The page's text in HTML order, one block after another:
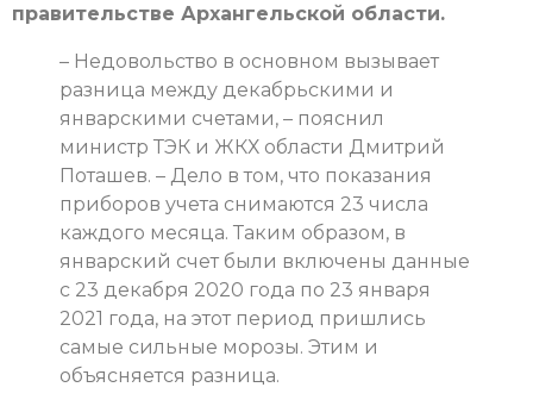
правительстве Архангельской области.
– Недовольство в основном вызывает
разница между декабрьскими и
январскими счетами, – пояснил
министр ТЭК и ЖКХ области Дмитрий
Поташев. – Дело в том, что показания
приборов учета снимаются 23 числа
каждого месяца. Таким образом, в
январский счет были включены данные
с 23 декабря 2020 года по 23 января
2021 года, на этот период пришлись
самые сильные морозы. Этим и
объясняется разница.